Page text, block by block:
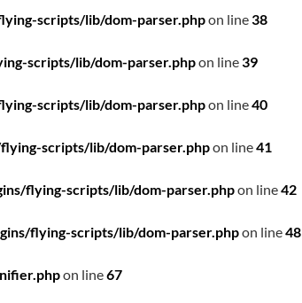
scripts/lib/dom-parser.phpon line38
scripts/lib/dom-parser.phpon line39
scripts/lib/dom-parser.phpon line40
scripts/lib/dom-parser.phpon line41
flying-scripts/lib/dom-parser.phpon line42
flying-scripts/lib/dom-parser.phpon line48
on line67